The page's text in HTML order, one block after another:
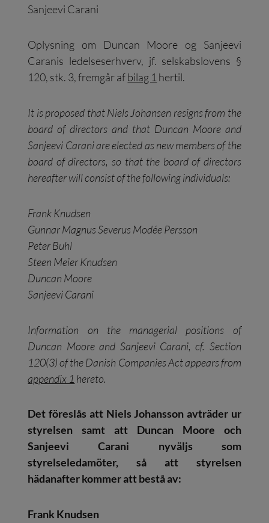
Sanjeevi Carani
Oplysning om Duncan Moore og Sanjeevi
Caranis ledelseserhverv, jf. selskabslovens §
120, stk. 3, fremgår afbilag 1 hertil.
It is proposed that Niels Johansen resigns from the
board of directors and that Duncan Moore and
Sanjeevi Carani are elected as new members of the
board of directors, so that the board of directors
hereafter will consist of the following individuals:
Frank Knudsen
Gunnar Magnus Severus Modée Persson
Peter Buhl
Steen Meier Knudsen
Duncan Moore
Sanjeevi Carani
Information on the managerial positions of
Duncan Moore and Sanjeevi Carani, cf. Section
120(3) of the Danish Companies Act appears from
appendix 1 hereto.
Det föreslås att Niels Johansson avträder ur
styrelsen samt att Duncan Moore och
Sanjeevi Carani nyväljs som
styrelseledamöter, så att styrelsen
hädanafter kommer att bestå av:
Frank Knudsen